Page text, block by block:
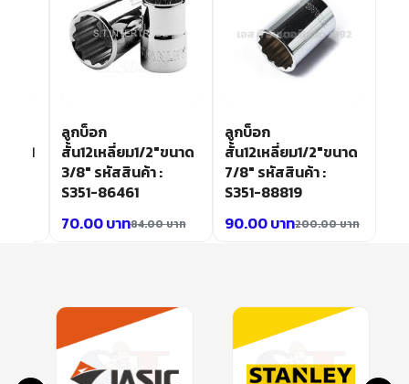
าด1
ลูกบ็อก
สั้น12เหลี่ยม1/2″ขนาด
3/8″ รหัสสินค้า :
S351-86461
84.00บาท
70.00บาท
ลูกบ็อก
สั้น12เหลี่ยม1/2″ขนาด
7/8″ รหัสสินค้า :
S351-88819
200.00บาท
90.00บาท